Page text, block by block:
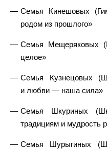
Семья Кинешовых
родом из прошлого»
Семья
целое»
Семья Кузнецовых
и любви — наша сила»
Семья Шкуриных
традициям и мудрость
Семья Шурыгиных